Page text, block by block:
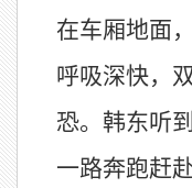
在车厢地面
呼吸深快，
恐。韩东听
一路奔跑赶